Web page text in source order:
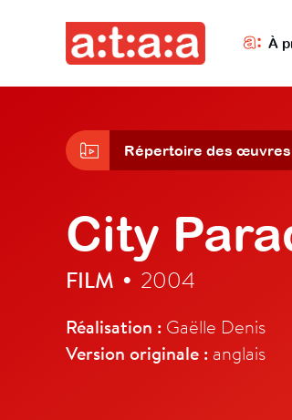
À
Répertoire des œuvres
City
FILM • 2004
Réalisation : Gaëlle Denis
Version originale : anglais